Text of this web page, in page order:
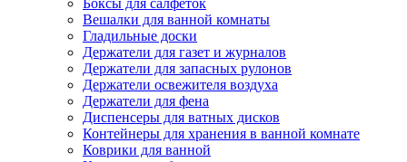
Боксы для салфеток
Вешалки для ванной комнаты
Гладильные доски
Держатели для газет и журналов
Держатели для запасных рулонов
Держатели освежителя воздуха
Держатели для фена
Диспенсеры для ватных дисков
Контейнеры для хранения в ванной комнате
Коврики для ванной